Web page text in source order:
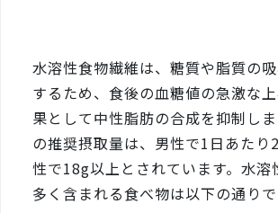
水溶性食物繊維は、糖質や脂質の
するため、食後の血糖値の急激な
果として中性脂肪の合成を抑制し
の推奨摂取量は、男性で1日あたり
性で18g以上とされています。水溶
多く含まれる食べ物は以下の通りで